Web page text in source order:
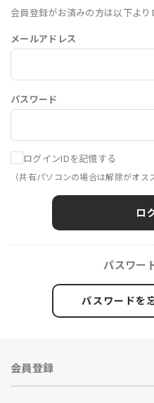
会員登録がお済みの方は以下より
メールアドレス
パスワード
ログインIDを記憶する
（共有パソコンの場合は解除がオス
ロ
パスワー
パスワードを
会員登録